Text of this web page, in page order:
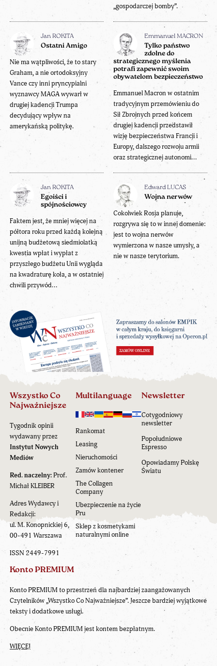
„gospodarczej bomby”.
Jan ROKITA
Ostatni Amigo
Nie ma wątpliwości, że to stary
Graham, a nie ortodoksyjny
Vance czy inni pryncypialni
wyznawcy MAGA wywarł w
drugiej kadencji Trumpa
decydujący wpływ na
amerykańską politykę.
Emmanuel MACRON
Tylko państwo
zdolne do
strategicznego myślenia
potrafi zapewnić swoim
obywatelom bezpieczeństwo
Emmanuel Macron w ostatnim
tradycyjnym przemówieniu do
Sił Zbrojnych przed końcem
drugiej kadencji przedstawił
wizję bezpieczeństwa Francji i
Europy, dalszego rozwoju armii
oraz strategicznej autonomi...
Jan ROKITA
Egoiści i
spójnościowcy
Faktem jest, że mniej więcej na
półtora roku przed każdą kolejną
unijną budżetową siedmiolatką
kwestia wpłat i wypłat z
przyszłego budżetu Unii wygląda
na kwadraturę koła, a w ostatniej
chwili przywód...
Edward LUCAS
Wojna nerwów
Cokolwiek Rosja planuje,
rozgrywa się to w innej domenie:
jest to wojna nerwów
wymierzona w nasze umysły, a
nie w nasze terytorium.
Wszystko Co
Najważniejsze
Tygodnik opinii
wydawany przez
Instytut Nowych
Mediów
Red. naczelny:Prof.
Michał KLEIBER
Adres Wydawcy i
Redakcji:
ul. M. Konopnickiej 6,
00-491 Warszawa
ISSN 2449-7991
Multilanguage
Rankomat
Leasing
Nieruchomości
Zamów kontener
The Collagen
Company
Ubezpieczenie na życie
Pru
Sklep z kosmetykami
naturalnymi online
Newsletter
Cotygodniowy
newsletter
Popołudniowe
Espresso
Opowiadamy Polskę
Światu
Konto PREMIUM
Konto PREMIUM to przestrzeń dla najbardziej zaangażowanych
Czytelników „Wszystko Co Najważniejsze”. Jeszcze bardziej wyjątkowe
teksty i dodatkowe usługi.
Obecnie Konto PREMIUM jest kontem bezpłatnym.
WIĘCEJ